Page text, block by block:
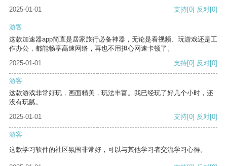
2025-01-01 支持[0] 反对[0]
游客
这款加速器app简直是居家旅行必备神器，无论是看视频、玩游戏还是工
作办公，都能畅享高速网络，再也不用担心网速卡顿了。
2025-01-01
支持[0] 反对[0]
游客
这款游戏非常好玩，画面精美，玩法丰富。我已经玩了好几个小时，还
没有玩腻。
2025-01-01
支持[0] 反对[0]
游客
这款学习软件的社区氛围非常好，可以与其他学习者交流学习心得。